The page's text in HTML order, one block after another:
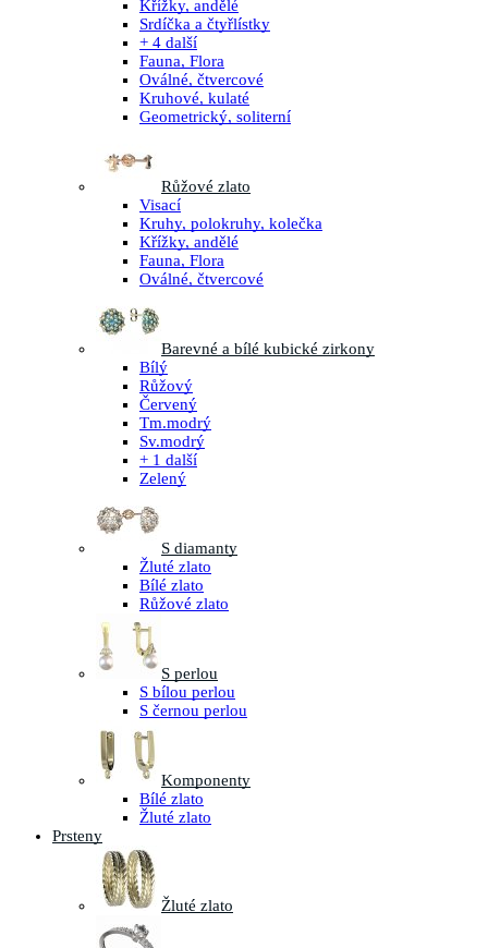
Křížky, andělé
Srdíčka a čtyřlístky
+ 4 další
Fauna, Flora
Oválné, čtvercové
Kruhové, kulaté
Geometrický, soliterní
Růžové zlato
Visací
Kruhy, polokruhy, kolečka
Křížky, andělé
Fauna, Flora
Oválné, čtvercové
Barevné a bílé kubické zirkony
Bílý
Růžový
Červený
Tm.modrý
Sv.modrý
+ 1 další
Zelený
S diamanty
Žluté zlato
Bílé zlato
Růžové zlato
S perlou
S bílou perlou
S černou perlou
Komponenty
Bílé zlato
Žluté zlato
Prsteny
Žluté zlato